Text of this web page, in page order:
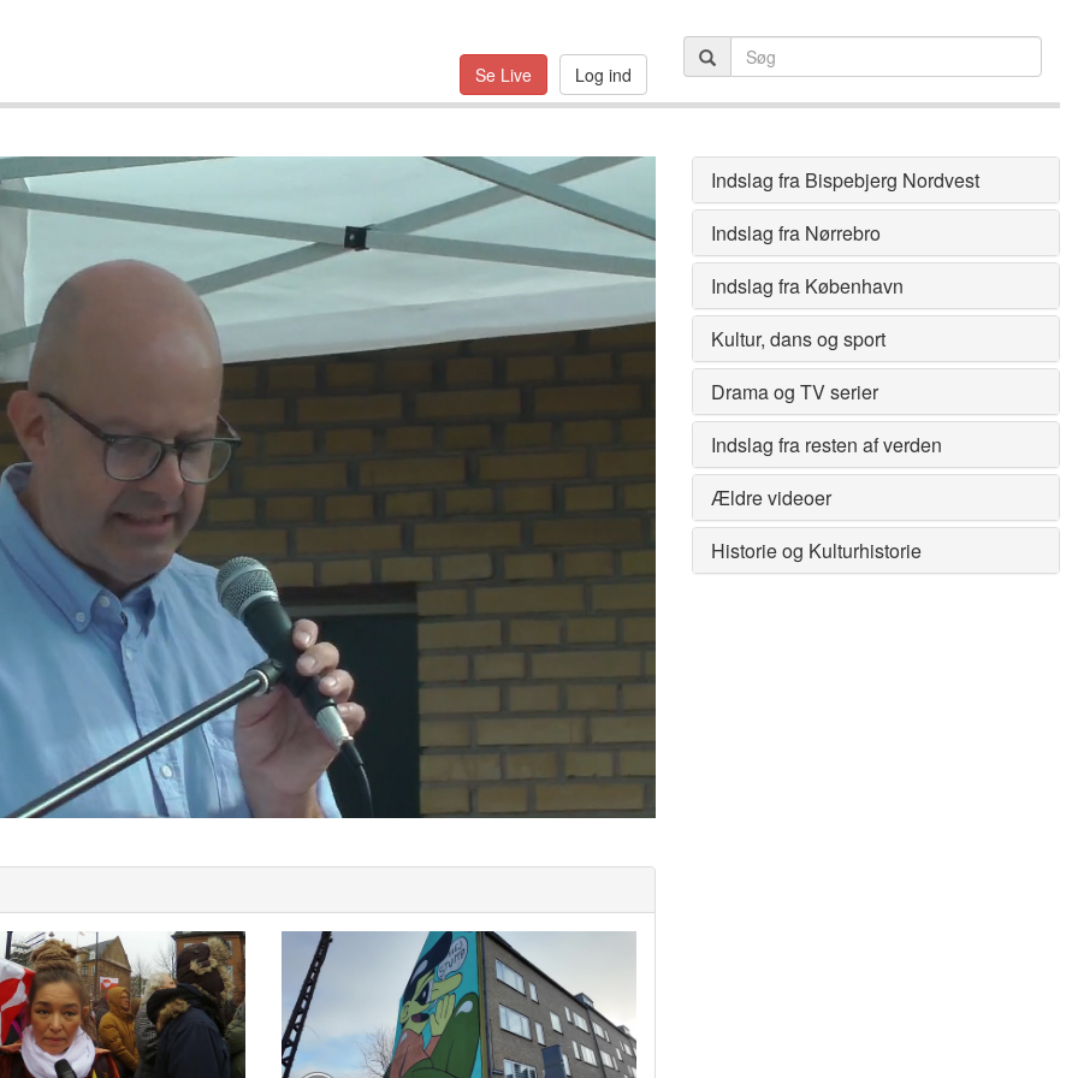
Se Live Log ind
Indslag fra Bispebjerg Nordvest
Indslag fra Nørrebro
Indslag fra København
Kultur, dans og sport
Drama og TV serier
Indslag fra resten af verden
Ældre videoer
Historie og Kulturhistorie